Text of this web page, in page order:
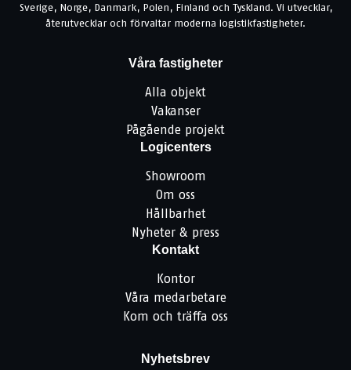
Sverige, Norge, Danmark, Polen, Finland och Tyskland. Vi utvecklar,
återutvecklar och förvaltar moderna logistikfastigheter.
Våra fastigheter
Alla objekt
Vakanser
Pågående projekt
Logicenters
Showroom
Om oss
Hållbarhet
Nyheter & press
Kontakt
Kontor
Våra medarbetare
Kom och träffa oss
Nyhetsbrev